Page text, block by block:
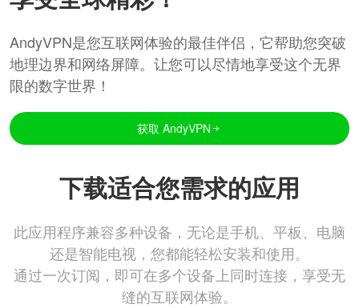
AndyVPN是您互联网体验的最佳伴侣，它帮助您突破
地理边界和网络屏障。让您可以尽情地享受这个无界
限的数字世界！
获取 AndyVPN
下载适合您需求的应用
此应用程序兼容多种设备，无论是手机、平板、电脑
还是智能电视，您都能轻松安装和使用。
通过一次订阅，即可在多个设备上同时连接，享受无
缝的互联网体验。